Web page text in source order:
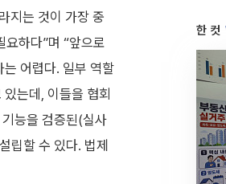
지는 것이 가장 중
하다”며 “앞으로
어렵다. 일부 역할
는데, 이들을 협회
능을 검증된(실사
립할 수 있다. 법제
한 컷